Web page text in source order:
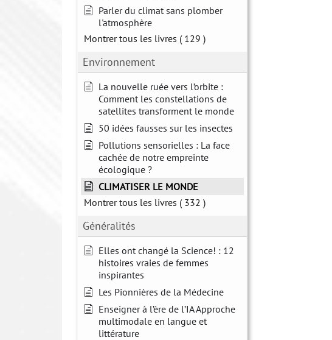
Parler du climat sans plomber
l'atmosphère
Montrer tous les livres ( 129 )
Environnement
La nouvelle ruée vers l’orbite :
Comment les constellations de
satellites transforment le monde
50 idées fausses sur les insectes
Pollutions sensorielles : La face
cachée de notre empreinte
écologique ?
CLIMATISER LE MONDE
Montrer tous les livres ( 332 )
Généralités
Elles ont changé la Science! : 12
histoires vraies de femmes
inspirantes
Les Pionnières de la Médecine
Enseigner à l’ère de l’IA Approche
multimodale en langue et
littérature